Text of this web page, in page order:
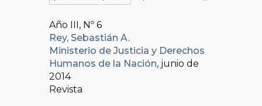
Año III, Nº 6
Rey, Sebastián A.
Ministerio de Justicia y Derechos
Humanos de la Nación, junio de
2014
Revista